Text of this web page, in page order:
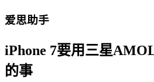
爱思助手
iPhone 7要用三星
的事